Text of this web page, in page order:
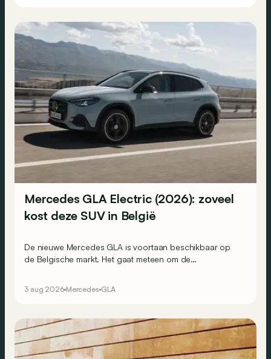
Mercedes GLA Electric (2026): zoveel
kost deze SUV in België
De nieuwe Mercedes GLA is voortaan beschikbaar op
de Belgische markt. Het gaat meteen om de
3 aug 2026 Mercedes GLA